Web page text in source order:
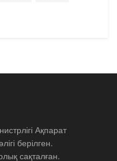
Ақпарат
берілген.
сақталған.